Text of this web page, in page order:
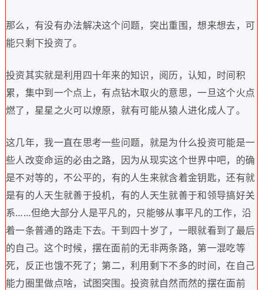
那么， 有没有办法解决这个问题， 突出重围，想来想去， 可
能只剩下投资了。
投资其实就是利用四十年来的知识， 阅历，认知， 时间积
累， 集中到一个点上， 有点钻木取火的意思，一旦这个火点
燃了 ， 星星之火可以燎原， 就有可能从猿人进化成人了。
这几年，我一直在思考一些问题， 就是为什么投资可能是一
些人改变命运的必由之路， 因为从现实这个世界中吧， 的确
是不对等的， 不公平的， 有的人生来就含着金钥匙，还有就
是有的人天生就善于投机， 有的人天生就善于和领导搞好关
系……但绝大部分人是平凡的， 只能够从事平凡的工作， 沿
着一条普通的路走下去。干到四十岁了， 一眼就看到了最后
的自己。这个时候， 摆在面前的无非两条路， 第一混吃等
死， 反正也饿不死了 ； 第二，利用剩下不多的时间，在自己
能力圈里做点啥， 试图突围。投资就自然而然的摆在面前